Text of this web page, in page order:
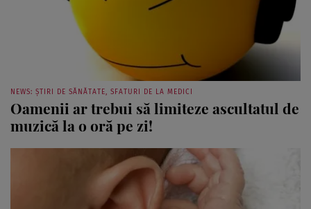
NEWS: ȘTIRI DE SĂNĂTATE, SFATURI DE LA MEDICI
Oamenii ar trebui să limiteze ascultatul de
muzică la o oră pe zi!